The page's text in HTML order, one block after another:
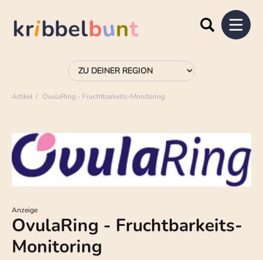
Artikel OvulaRing - Fruchtbarkeits-Monitoring
Anzeige
OvulaRing - Fruchtbarkeits-
Monitoring